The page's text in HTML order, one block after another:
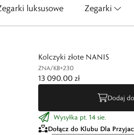
luksusowe Zegarki
Kolczyki złote NANIS
ZNA/KB+230
13 090,00 zł
Dodaj
Wysyłka pt. 14 sie.
Dołącz do Klubu Dla